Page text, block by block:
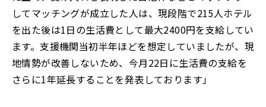
してマッチングが成立した人は、現段階で215人ホテル
を出た後は1日の生活費として最大2400円を支給してい
ます。支援機関当初半年ほどを想定していましたが、現
地情勢が改善しないため、今月22日に生活費の支給を
さらに1年延長することを発表しております」